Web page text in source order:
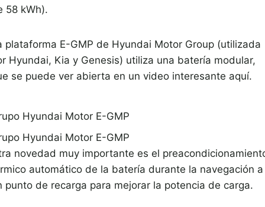
58 kWh).
plataforma E-GMP de Hyundai Motor Group (utilizada
Hyundai, Kia y Genesis) utiliza una batería modular,
se puede ver abierta en un video interesante aquí.
Hyundai Motor E-GMP
Hyundai Motor E-GMP
novedad muy importante es el
automático de la batería durante la navegación a
punto de recarga para mejorar la potencia de carga.